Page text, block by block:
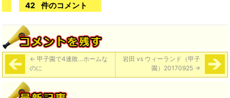
42 件のコメント
← 甲子園で4連敗…ホームな
のに
岩田 vs ウィーランド（甲子
園）20170925 →